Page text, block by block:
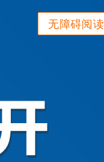
无障碍阅读